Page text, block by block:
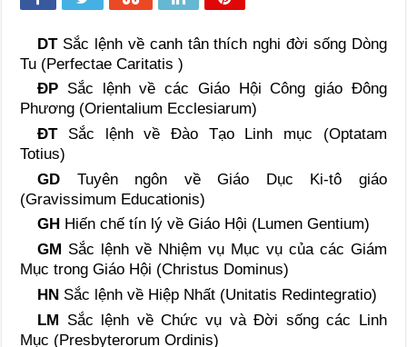
DT Sắc lệnh về canh tân thích nghi đời sống Dòng
Tu (Perfectae Caritatis )
ÐP Sắc lệnh về các Giáo Hội Công giáo Ðông
Phương (Orientalium Ecclesiarum)
ÐT
Sắc lệnh về Ðào Tạo Linh mục (Optatam
Totius)
GD
Tuyên ngôn về Giáo Dục Ki-tô giáo
(Gravissimum Educationis)
GH Hiến chế tín lý về Giáo Hội (Lumen Gentium)
GM Sắc lệnh về Nhiệm vụ Mục vụ của các Giám
Mục trong Giáo Hội (Christus Dominus)
HN Sắc lệnh về Hiệp Nhất (Unitatis Redintegratio)
LM Sắc lệnh về Chức vụ và Ðời sống các Linh
Mục (Presbyterorum Ordinis)